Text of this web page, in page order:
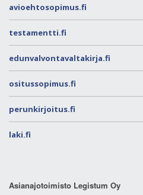
avioehtosopimus.fi
testamentti.fi
edunvalvontavaltakirja.fi
ositussopimus.fi
perunkirjoitus.fi
laki.fi
Asianajotoimisto Legistum Oy